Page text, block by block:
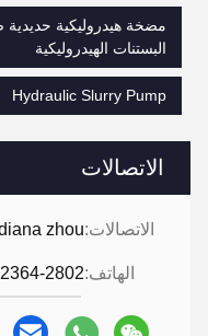
الاتصالات
الاتصالات:zhou
الهاتف:2802
مضخة هيدروليكية
البستنات الهيدروليكية
Hydraulic Slurry Pump